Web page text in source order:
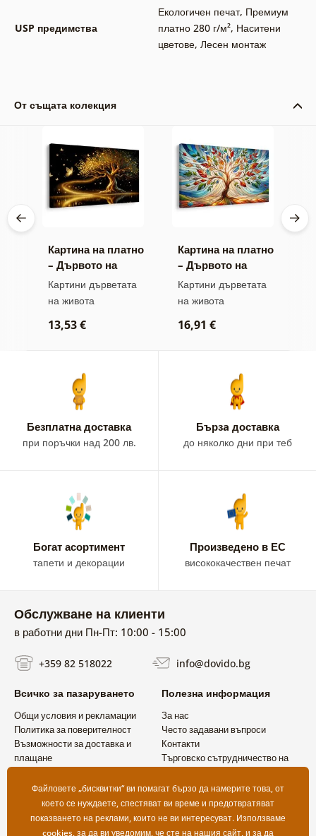
USP предимства
Екологичен печат, Премиум
платно 280 г/м², Наситени
цветове, Лесен монтаж
От същата колекция
Картина на платно
– Дървото на
живота златна
магия
Картини дърветата
на живота
13,53 €
Картина на платно
– Дървото на
живота във
витраж
Картини дърветата
на живота
16,91 €
Безплатна доставка
при поръчки над 200 лв.
Бързa доставка
до няколко дни при теб
Богат асортимент
тапети и декорации
Произведено в ЕС
висококачествен печат
Обслужване на клиенти
в работни дни Пн-Пт: 10:00 - 15:00
+359 82 518022 info@dovido.bg
Всичко за пазаруването
Общи условия и рекламации
Политика за поверителност
Възможности за доставка и
плащане
Полезна информация
За нас
Често задавани въпроси
Контакти
Търговско сътрудничество на
Файловете „бисквитки“ ви помагат бързо да намерите това, от
което се нуждаете, спестяват ви време и предотвратяват
показването на реклами, които не ви интересуват. Използваме
cookies, за да ви уведомим, че сте на нашия сайт, и за да